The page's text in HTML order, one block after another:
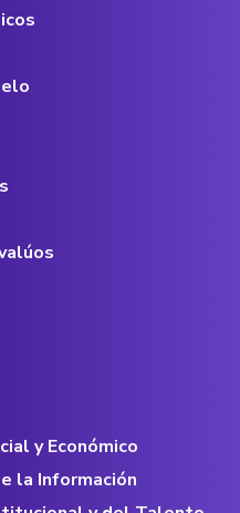
y Económico
la Información